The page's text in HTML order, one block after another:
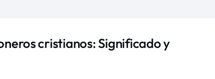
cristianos: Significado y